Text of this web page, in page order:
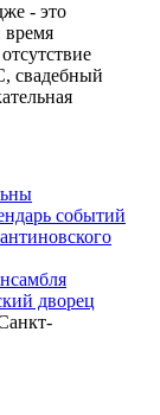
- это
время
свадебный
событий
дворец